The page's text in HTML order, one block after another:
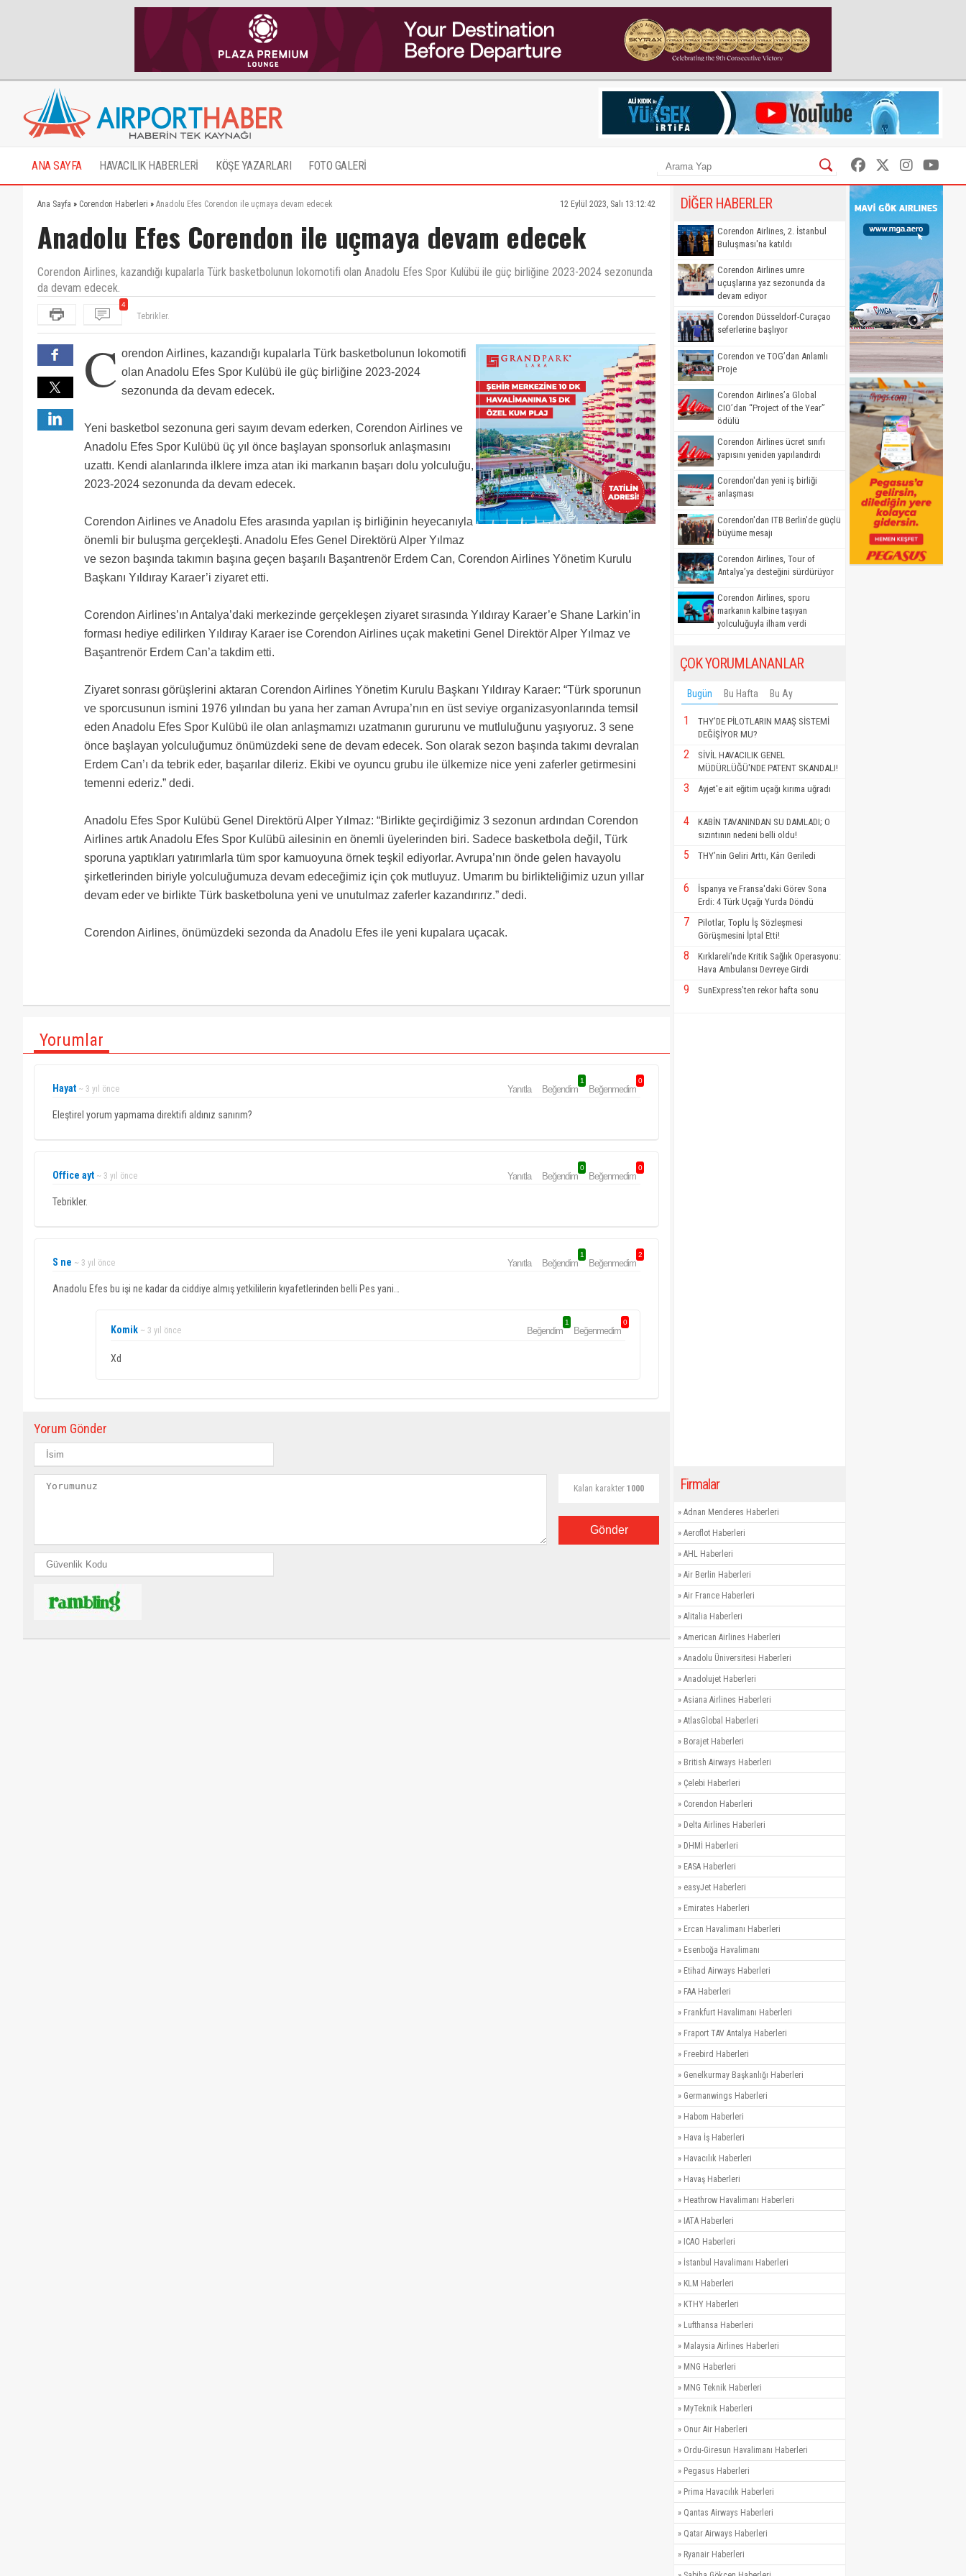
ANA SAYFA HAVACILIK HABERLERİ KÖŞE YAZARLARI FOTO GALERİ
Ana Sayfa » Corendon Haberleri » Anadolu Efes Corendon ile uçmaya devam edecek 12 Eylül 2023, Salı 13:12:42
Anadolu Efes Corendon ile uçmaya devam edecek
Corendon Airlines, kazandığı kupalarla Türk basketbolunun lokomotifi olan Anadolu Efes Spor Kulübü ile güç birliğine 2023-2024 sezonunda
da devam edecek.
4
Anadolu Efes bu işi ne kadar da ciddiye almış yetkililerin kıyafetlerinden belli Pes yani…
C orendon Airlines, kazandığı kupalarla Türk basketbolunun lokomotifi
olan Anadolu Efes Spor Kulübü ile güç birliğine 2023-2024
sezonunda da devam edecek.
Yeni basketbol sezonuna geri sayım devam ederken, Corendon Airlines ve
Anadolu Efes Spor Kulübü üç yıl önce başlayan sponsorluk anlaşmasını
uzattı. Kendi alanlarında ilklere imza atan iki markanın başarı dolu yolculuğu,
2023-2024 sezonunda da devam edecek.
Corendon Airlines ve Anadolu Efes arasında yapılan iş birliğinin heyecanıyla
önemli bir buluşma gerçekleşti. Anadolu Efes Genel Direktörü Alper Yılmaz
ve sezon başında takımın başına geçen başarılı Başantrenör Erdem Can, Corendon Airlines Yönetim Kurulu
Başkanı Yıldıray Karaer’i ziyaret etti.
Corendon Airlines’ın Antalya’daki merkezinde gerçekleşen ziyaret sırasında Yıldıray Karaer’e Shane Larkin’in
forması hediye edilirken Yıldıray Karaer ise Corendon Airlines uçak maketini Genel Direktör Alper Yılmaz ve
Başantrenör Erdem Can’a takdim etti.
Ziyaret sonrası görüşlerini aktaran Corendon Airlines Yönetim Kurulu Başkanı Yıldıray Karaer: “Türk sporunun
ve sporcusunun ismini 1976 yılından bu yana her zaman Avrupa’nın en üst seviye organizasyonlarında temsil
eden Anadolu Efes Spor Kulübü ile olan anlaşmamızı uzatmanın gururunu ve mutluluğunu yaşıyoruz. 3 sene
önce başlayan yolculuğumuz önümüzdeki sene de devam edecek. Son olarak sezon başında takımı devralan
Erdem Can’ı da tebrik eder, başarılar dileriz. Ekibi ve oyuncu grubu ile ülkemize nice yeni zaferler getirmesini
temenni ederiz.” dedi.
Anadolu Efes Spor Kulübü Genel Direktörü Alper Yılmaz: “Birlikte geçirdiğimiz 3 sezonun ardından Corendon
Airlines artık Anadolu Efes Spor Kulübü ailesinin en önemli üyelerinden biri. Sadece basketbola değil, Türk
sporuna yaptıkları yatırımlarla tüm spor kamuoyuna örnek teşkil ediyorlar. Avrupa’nın önde gelen havayolu
şirketlerinden biriyle yolculuğumuza devam edeceğimiz için çok mutluyuz. Umarım bu birlikteliğimiz uzun yıllar
devam eder ve birlikte Türk basketboluna yeni ve unutulmaz zaferler kazandırırız.” dedi.
Corendon Airlines, önümüzdeki sezonda da Anadolu Efes ile yeni kupalara uçacak.
Yorumlar
Hayat ~ 3 yıl önce Yanıtla Beğendim
1
Beğenmedim
0
Eleştirel yorum yapmama direktifi aldınız sanırım?
Office ayt ~ 3 yıl önce Yanıtla Beğendim
0
Beğenmedim
0
Tebrikler.
S ne ~ 3 yıl önce Yanıtla Beğendim
1
Beğenmedim
2
Anadolu Efes bu işi ne kadar da ciddiye almış yetkililerin kıyafetlerinden belli Pes yani…
Komik ~ 3 yıl önce Beğendim
1
Beğenmedim
0
Xd
Yorum Gönder
Kalan karakter 1000
Gönder
DİĞER HABERLER
Corendon Airlines, 2. İstanbul
Buluşması'na katıldı
Corendon Airlines umre
uçuşlarına yaz sezonunda da
devam ediyor
Corendon Düsseldorf-Curaçao
seferlerine başlıyor
Corendon ve TOG’dan Anlamlı
Proje
Corendon Airlines’a Global
CIO’dan “Project of the Year”
ödülü
Corendon Airlines ücret sınıfı
yapısını yeniden yapılandırdı
Corendon'dan yeni iş birliği
anlaşması
Corendon'dan ITB Berlin'de güçlü
büyüme mesajı
Corendon Airlines, Tour of
Antalya’ya desteğini sürdürüyor
Corendon Airlines, sporu
markanın kalbine taşıyan
yolculuğuyla ilham verdi
ÇOK YORUMLANANLAR
Bugün Bu Hafta Bu Ay
1
THY’DE PİLOTLARIN MAAŞ SİSTEMİ
DEĞİŞİYOR MU?
2
SİVİL HAVACILIK GENEL
MÜDÜRLÜĞÜ'NDE PATENT SKANDALI!
3 Ayjet'e ait eğitim uçağı kırıma uğradı
4
KABİN TAVANINDAN SU DAMLADI; O
sızıntının nedeni belli oldu!
5 THY’nin Geliri Arttı, Kârı Geriledi
6
İspanya ve Fransa'daki Görev Sona
Erdi: 4 Türk Uçağı Yurda Döndü
7
Pilotlar, Toplu İş Sözleşmesi
Görüşmesini İptal Etti!
8
Kırklareli'nde Kritik Sağlık Operasyonu:
Hava Ambulansı Devreye Girdi
9 SunExpress’ten rekor hafta sonu
Firmalar
» Adnan Menderes Haberleri
» Aeroflot Haberleri
» AHL Haberleri
» Air Berlin Haberleri
» Air France Haberleri
» Alitalia Haberleri
» American Airlines Haberleri
» Anadolu Üniversitesi Haberleri
» Anadolujet Haberleri
» Asiana Airlines Haberleri
» AtlasGlobal Haberleri
» Borajet Haberleri
» British Airways Haberleri
» Çelebi Haberleri
» Corendon Haberleri
» Delta Airlines Haberleri
» DHMİ Haberleri
» EASA Haberleri
» easyJet Haberleri
» Emirates Haberleri
» Ercan Havalimanı Haberleri
» Esenboğa Havalimanı
» Etihad Airways Haberleri
» FAA Haberleri
» Frankfurt Havalimanı Haberleri
» Fraport TAV Antalya Haberleri
» Freebird Haberleri
» Genelkurmay Başkanlığı Haberleri
» Germanwings Haberleri
» Habom Haberleri
» Hava İş Haberleri
» Havacılık Haberleri
» Havaş Haberleri
» Heathrow Havalimanı Haberleri
» IATA Haberleri
» ICAO Haberleri
» İstanbul Havalimanı Haberleri
» KLM Haberleri
» KTHY Haberleri
» Lufthansa Haberleri
» Malaysia Airlines Haberleri
» MNG Haberleri
» MNG Teknik Haberleri
» MyTeknik Haberleri
» Onur Air Haberleri
» Ordu-Giresun Havalimanı Haberleri
» Pegasus Haberleri
» Prima Havacılık Haberleri
» Qantas Airways Haberleri
» Qatar Airways Haberleri
» Ryanair Haberleri